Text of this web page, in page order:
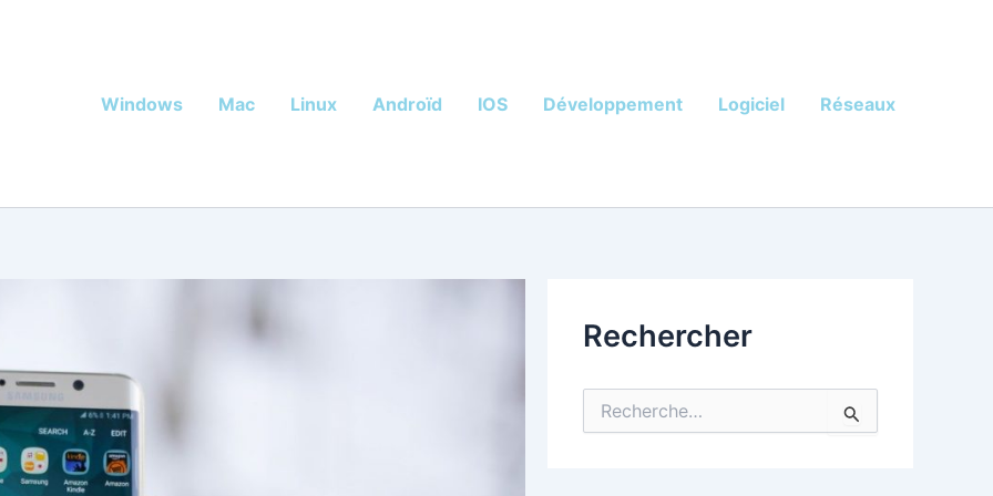
Windows
Mac Linux Androïd IOS Développement Logiciel Réseaux
Rechercher